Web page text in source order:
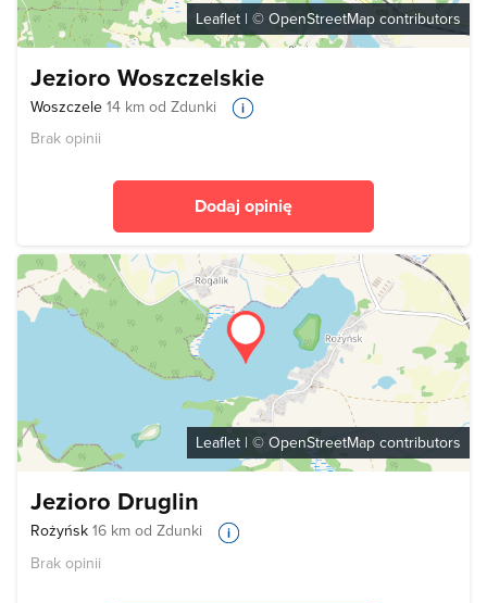
Leaflet | © OpenStreetMap contributors
Jezioro Woszczelskie
Woszczele 14 km od Zdunki
Brak opinii
Dodaj opinię
Leaflet | © OpenStreetMap contributors
Jezioro Druglin
Rożyńsk 16 km od Zdunki
Brak opinii